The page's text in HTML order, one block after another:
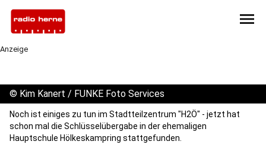
menu
Anzeige
© Kim Kanert / FUNKE Foto Services
Noch ist einiges zu tun im Stadtteilzentrum "H2Ö" - jetzt hat
schon mal die Schlüsselübergabe in der ehemaligen
Hauptschule Hölkeskampring stattgefunden.